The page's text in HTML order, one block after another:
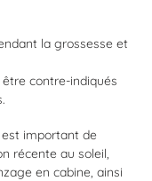
la grossesse et
contre-indiqués
important de
récente au soleil,
en cabine, ainsi